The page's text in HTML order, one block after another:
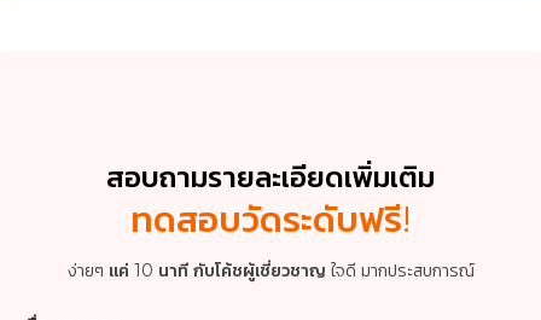
Lesson
Coffee Talk
30
สอบถามรายละเอียดเพิ่มเติม
ทดสอบวัดระดับฟรี!
ง่ายๆ แค่ 10 นาที กับโค้ชผู้เชี่ยวชาญ ใจดี มากประสบการณ์